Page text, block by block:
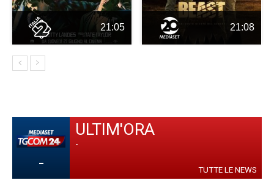
21:05 21:08
-
ULTIM'ORA
-
TUTTE LE NEWS